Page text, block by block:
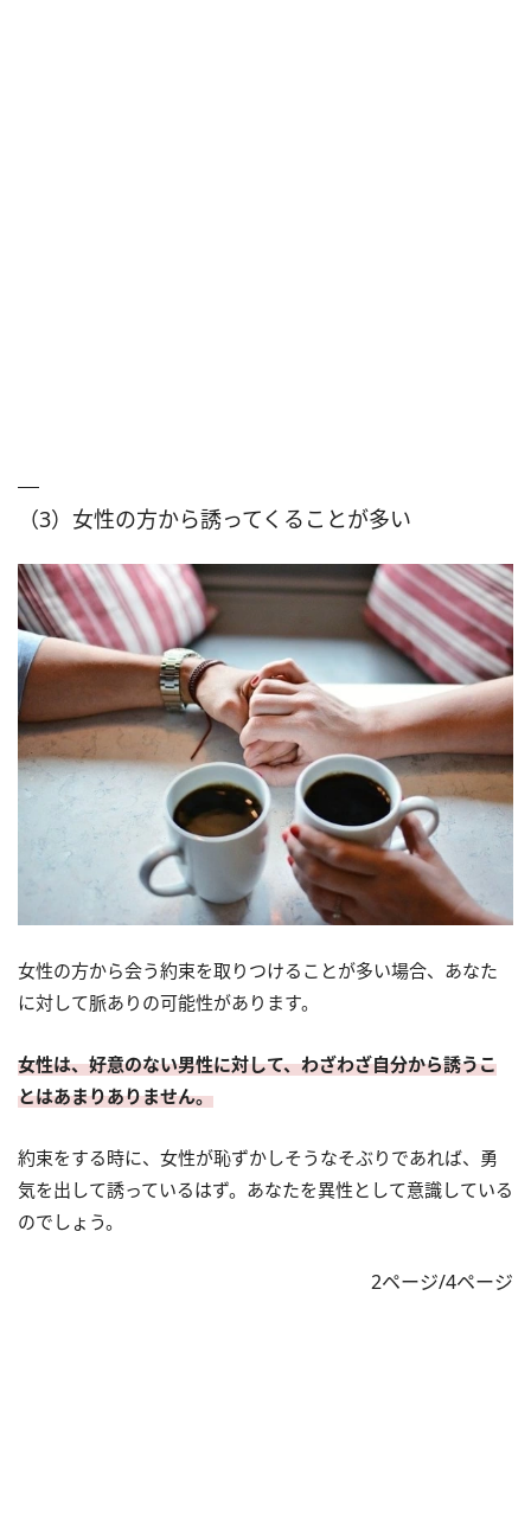
（3）女性の方から誘ってくることが多い
女性の方から会う約束を取りつけることが多い場合、あなた
に対して脈ありの可能性があります。
女性は、好意のない男性に対して、わざわざ自分から誘うこ
とはあまりありません。
約束をする時に、女性が恥ずかしそうなそぶりであれば、勇
気を出して誘っているはず。あなたを異性として意識している
のでしょう。
2ページ/4ページ